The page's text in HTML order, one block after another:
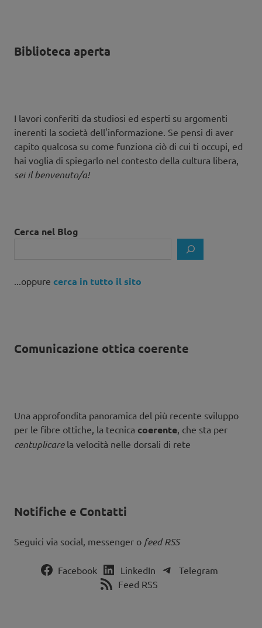
Biblioteca aperta
I lavori conferiti da studiosi ed esperti su argomenti
inerenti la società dell'informazione. Se pensi di aver
capito qualcosa su come funziona ciò di cui ti occupi, ed
hai voglia di spiegarlo nel contesto della cultura libera,
sei il benvenuto/a!
Cerca nel Blog
...oppure cerca in tutto il sito
Comunicazione ottica coerente
Una approfondita panoramica del più recente sviluppo
per le fibre ottiche, la tecnica coerente , che sta per
centuplicarela velocità nelle dorsali di rete
Notifiche e Contatti
Seguici via social, messenger o feed RSS
Facebook LinkedIn
Telegram
Feed RSS